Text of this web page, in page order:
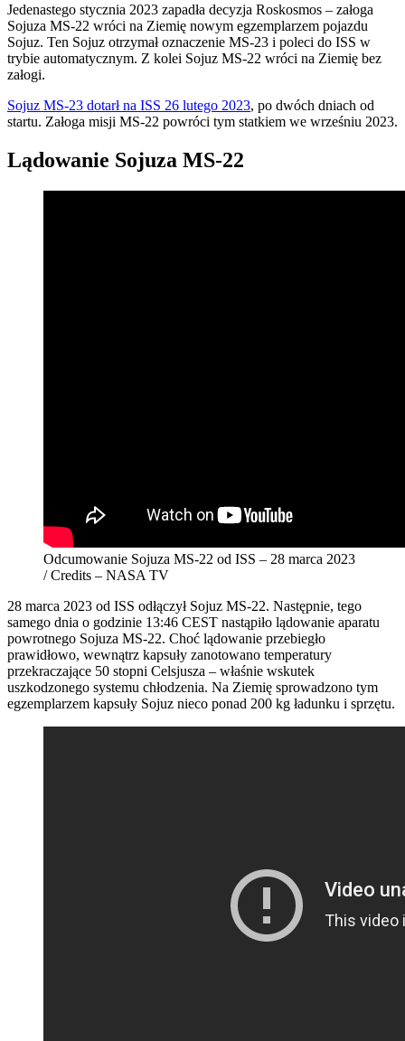
Jedenastego stycznia 2023 zapadła decyzja Roskosmos – załoga
Sojuza MS-22 wróci na Ziemię nowym egzemplarzem pojazdu
Sojuz. Ten Sojuz otrzymał oznaczenie MS-23 i poleci do ISS w
trybie automatycznym. Z kolei Sojuz MS-22 wróci na Ziemię bez
załogi.
Sojuz MS-23 dotarł na ISS 26 lutego 2023, po dwóch dniach od
startu. Załoga misji MS-22 powróci tym statkiem we wrześniu 2023.
Lądowanie Sojuza MS-22
Odcumowanie Sojuza MS-22 od ISS – 28 marca 2023
/ Credits – NASA TV
28 marca 2023 od ISS odłączył Sojuz MS-22. Następnie, tego
samego dnia o godzinie 13:46 CEST nastąpiło lądowanie aparatu
powrotnego Sojuza MS-22. Choć lądowanie przebiegło
prawidłowo, wewnątrz kapsuły zanotowano temperatury
przekraczające 50 stopni Celsjusza – właśnie wskutek
uszkodzonego systemu chłodzenia. Na Ziemię sprowadzono tym
egzemplarzem kapsuły Sojuz nieco ponad 200 kg ładunku i sprzętu.